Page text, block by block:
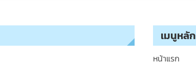
เมนูหลัก
หน้าแรก